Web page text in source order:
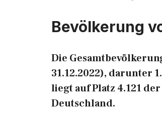
Bevölkerung
Die
31.12.2022), darunter
liegt auf Platz 4.121
Deutschland.